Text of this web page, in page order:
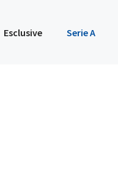
Esclusive Serie A